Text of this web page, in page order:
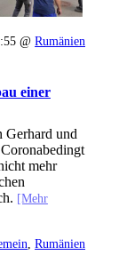
@Rumänien
einer
Gerhard und
mehr
[Mehr
,Rumänien